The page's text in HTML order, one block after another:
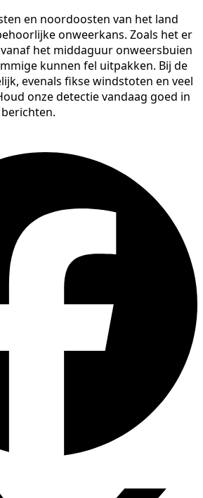
en noordoosten van het land
onweerkans. Zoals het er
het middaguur onweersbuien
kunnen fel uitpakken. Bij de
evenals fikse windstoten en veel
onze detectie vandaag goed in